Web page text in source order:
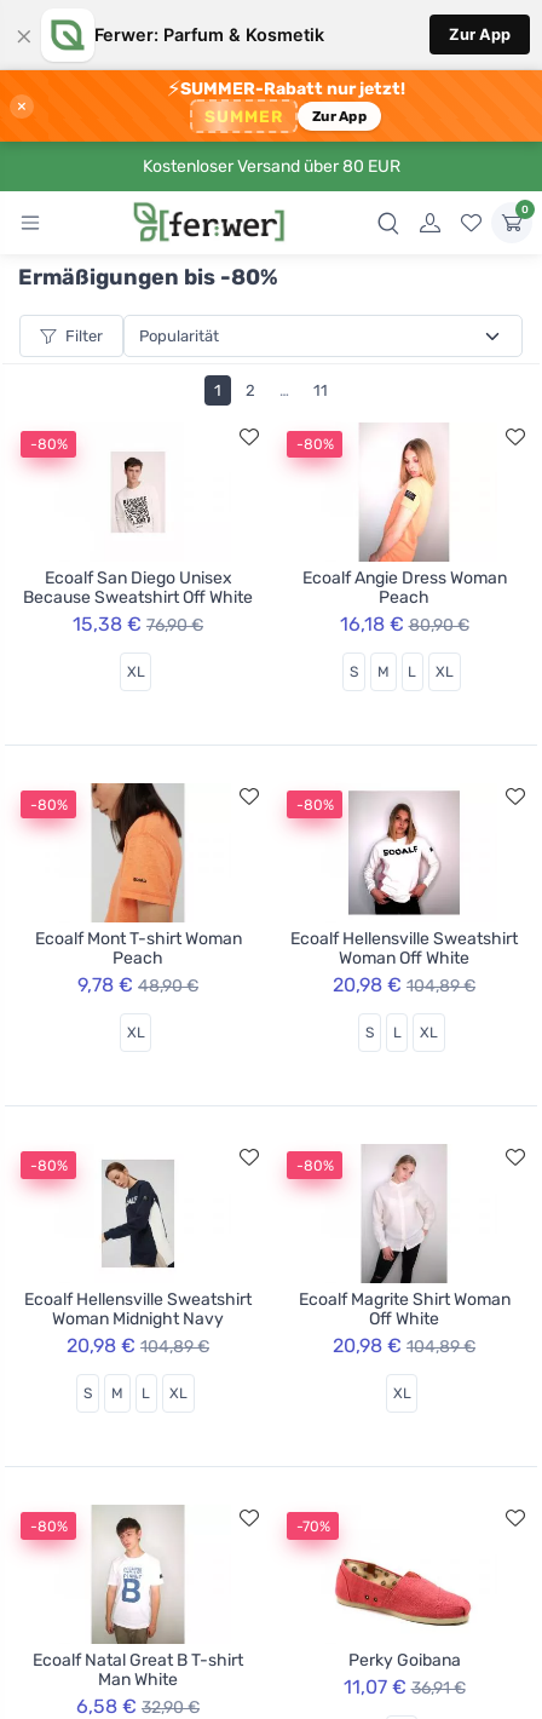
× Ferwer: Parfum & Kosmetik Zur App
×
⚡SUMMER-Rabatt nur jetzt!
SUMMER Zur App
Kostenloser Versand über 80 EUR
0
Ermäßigungen bis -80%
Filter
1 2 … 11
-80%
Ecoalf San Diego Unisex
Because Sweatshirt Off White
15,38 € 76,90 €
XL
-80%
Ecoalf Angie Dress Woman
Peach
16,18 € 80,90 €
S M L XL
-80%
Ecoalf Mont T-shirt Woman
Peach
9,78 € 48,90 €
XL
-80%
Ecoalf Hellensville Sweatshirt
Woman Off White
20,98 € 104,89 €
S L XL
-80%
Ecoalf Hellensville Sweatshirt
Woman Midnight Navy
20,98 € 104,89 €
S M L XL
-80%
Ecoalf Magrite Shirt Woman
Off White
20,98 € 104,89 €
XL
-80%
Ecoalf Natal Great B T-shirt
Man White
6,58 € 32,90 €
-70%
Perky Goibana
11,07 € 36,91 €